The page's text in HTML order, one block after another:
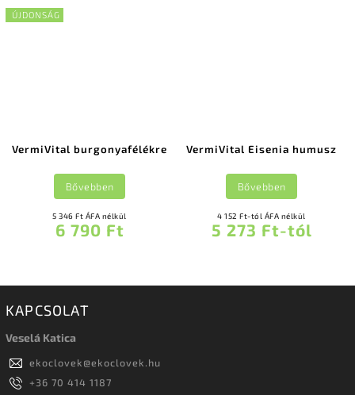
ÚJDONSÁG
VermiVital burgonyafélékre
5 346 Ft ÁFA nélkül
6 790 Ft
Bővebben
VermiVital Eisenia humusz
4 152 Ft-tól ÁFA nélkül
5 273 Ft-tól
Bővebben
KAPCSOLAT
Veselá Katica
ekoclovek@ekoclovek.hu
+36 70 414 1187